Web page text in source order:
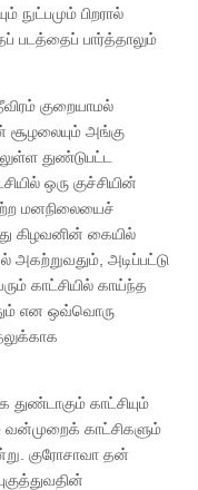
நுட்பமும் பிறரால்
படத்தைப் பார்த்தாலும்
குறையாமல்
சூழலையும் அங்கு
துண்டுபட்ட
ஒரு குச்சியின்
மனநிலையைச்
கிழவனின் கையில்
அகற்றுவதும், அடிப்பட்டு
காட்சியில் காய்ந்த
என ஒவ்வொரு
காட்சியும்
வன்முறைக் காட்சிகளும்
குரோசாவா தன்